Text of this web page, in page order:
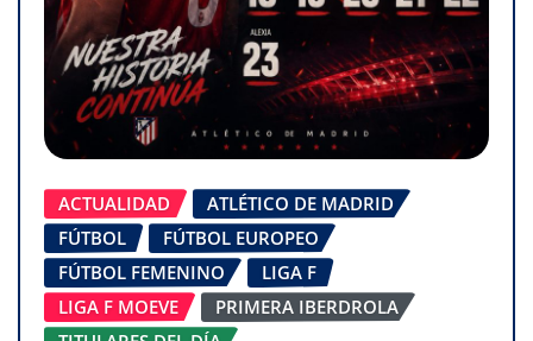
ACTUALIDAD
ATLÉTICO DE MADRID
FÚTBOL
FÚTBOL EUROPEO
FÚTBOL FEMENINO
LIGA F
LIGA F MOEVE
PRIMERA IBERDROLA